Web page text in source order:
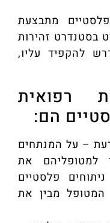
מתבצעת
בסטנדרט זהירות
להקפיד עליו,
רפואית
הם:
– על המנתחים
למטופליהם את
פלסטיים
מבין את